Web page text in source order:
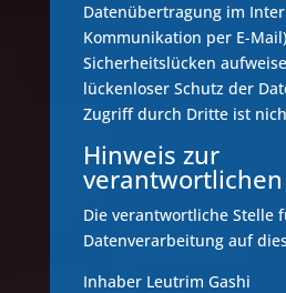
Datenübertragung im
Kommunikation per E-Mail)
Sicherheitslücken
lückenloser Schutz der
Zugriff durch Dritte ist
Hinweis zur
verantwortlichen
Die verantwortliche Stelle
Datenverarbeitung auf
Inhaber Leutrim Gashi